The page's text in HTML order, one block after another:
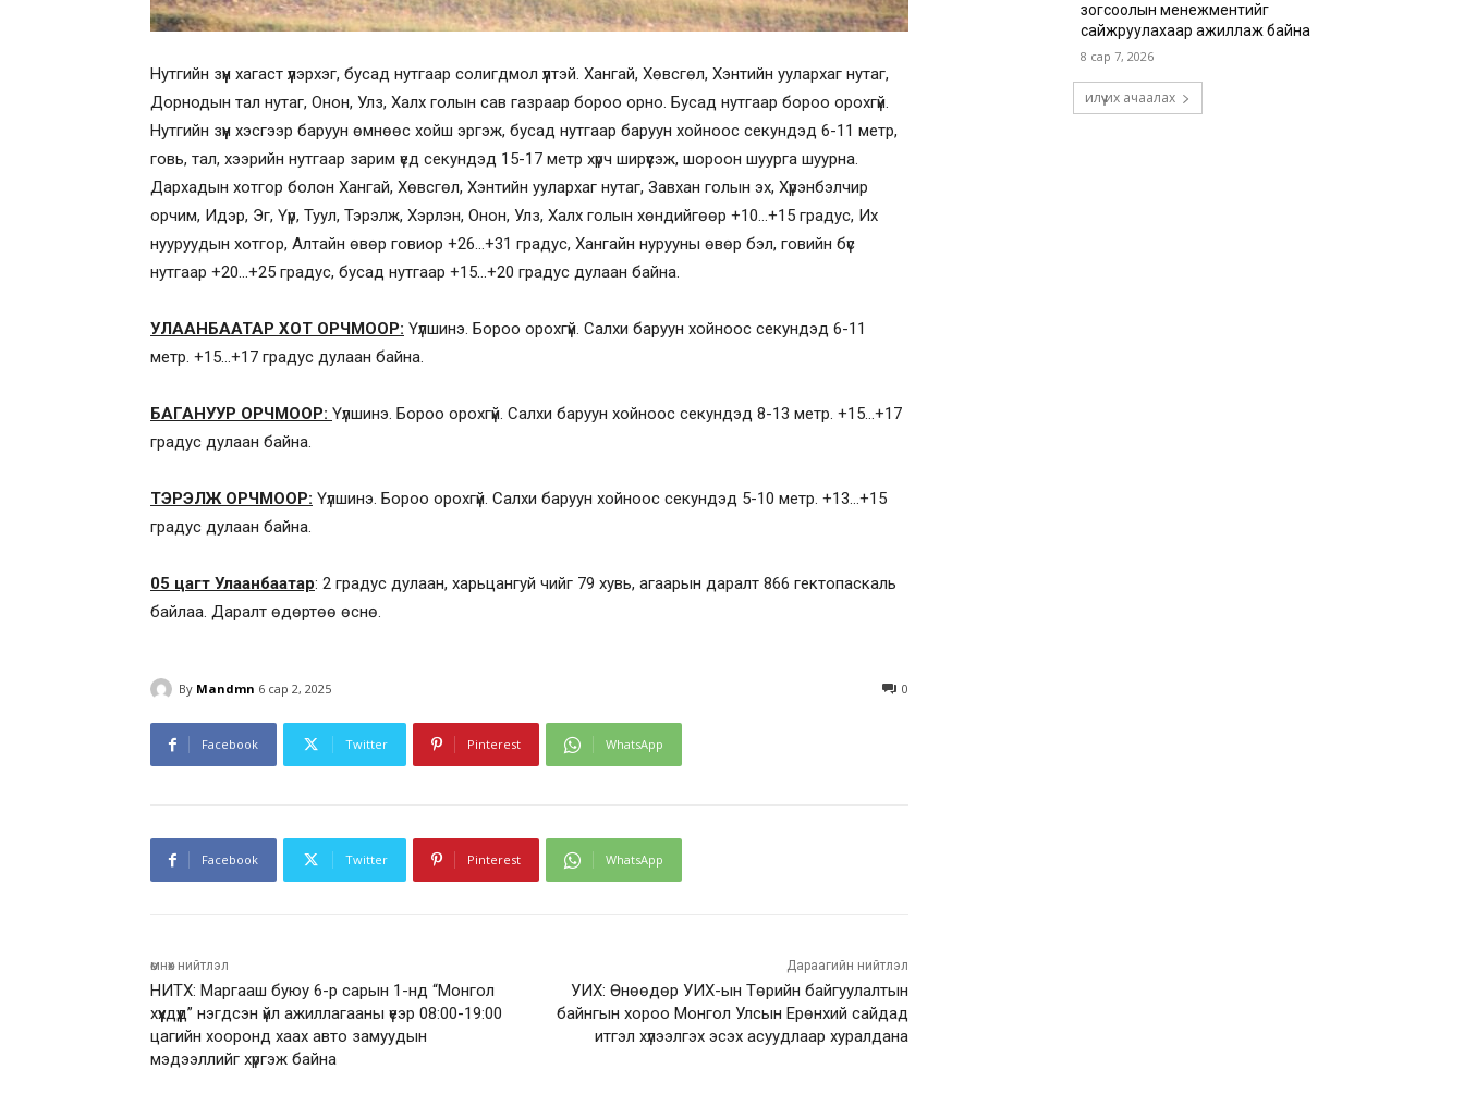
Нутгийн зүүн хагаст үүлэрхэг, бусад нутгаар солигдмол үүлтэй. Хангай, Хөвсгөл, Хэнтийн уулархаг нутаг,
Дорнодын тал нутаг, Онон, Улз, Халх голын сав газраар бороо орно. Бусад нутгаар бороо орохгүй.
Нутгийн зүүн хэсгээр баруун өмнөөс хойш эргэж, бусад нутгаар баруун хойноос секундэд 6-11 метр,
говь, тал, хээрийн нутгаар зарим үед секундэд 15-17 метр хүрч ширүүсэж, шороон шуурга шуурна.
Дархадын хотгор болон Хангай, Хөвсгөл, Хэнтийн уулархаг нутаг, Завхан голын эх, Хүрэнбэлчир
орчим, Идэр, Эг, Үүр, Туул, Тэрэлж, Хэрлэн, Онон, Улз, Халх голын хөндийгөөр +10…+15 градус, Их
нууруудын хотгор, Алтайн өвөр говиор +26…+31 градус, Хангайн нурууны өвөр бэл, говийн бүс
нутгаар +20…+25 градус, бусад нутгаар +15…+20 градус дулаан байна.
УЛААНБААТАР ХОТ ОРЧМООР: Үүлшинэ. Бороо орохгүй. Салхи баруун хойноос секундэд 6-11
метр. +15…+17 градус дулаан байна.
БАГАНУУР ОРЧМООР: Үүлшинэ. Бороо орохгүй. Салхи баруун хойноос секундэд 8-13 метр. +15…+17
градус дулаан байна.
ТЭРЭЛЖ ОРЧМООР: Үүлшинэ. Бороо орохгүй. Салхи баруун хойноос секундэд 5-10 метр. +13…+15
градус дулаан байна.
05 цагт Улаанбаатар: 2 градус дулаан, харьцангуй чийг 79 хувь, агаарын даралт 866 гектопаскаль
байлаа. Даралт өдөртөө өснө.
By Mandmn 6 сар 2, 2025 0
Facebook Twitter Pinterest WhatsApp
Facebook Twitter Pinterest WhatsApp
өмнөх нийтлэл
НИТХ: Маргааш буюу 6-р сарын 1-нд “Монгол
хүүхдүүд” нэгдсэн үйл ажиллагааны үеэр 08:00-19:00
цагийн хооронд хаах авто замуудын
мэдээллийг хүргэж байна
Дараагийн нийтлэл
УИХ: Өнөөдөр УИХ-ын Төрийн байгуулалтын
байнгын хороо Монгол Улсын Ерөнхий сайдад
итгэл хүлээлгэх эсэх асуудлаар хуралдана
зогсоолын менежментийг
сайжруулахаар ажиллаж байна
8 сар 7, 2026
илүү их ачаалах